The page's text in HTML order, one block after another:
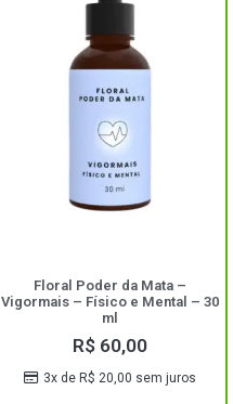
Floral Poder da Mata –
Vigormais – Físico e Mental – 30
ml
R$60,00
3x de R$ 20,00 sem juros